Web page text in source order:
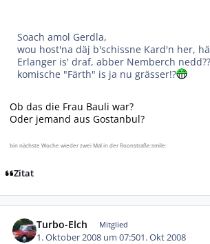
Soach amol Gerdla,
wou host'na däj b'schissne Kard'n her,
Erlanger is' draf, abber Nemberch
komische "Färth" is ja nu grässer!?
Ob das die Frau Bauli war?
Oder jemand aus Gostanbul?
bin nächste Woche wieder zwei Mal in der Roonstraße:smile:
Zitat
Turbo-Elch Mitglied
1. Oktober 2008 um 07:501. Okt 2008